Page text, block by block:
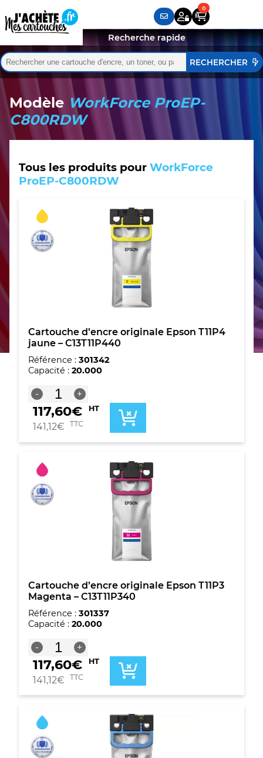
Rechercher :
Quand les résultats de l'auto-complétion sont
Recherche rapide
Modèle WorkForce ProEP-
C800RDW
Tous les produits pour WorkForce
ProEP-C800RDW
Cartouche d’encre originale Epson T11P4
jaune – C13T11P440
Référence : 301342
Capacité : 20.000
-
quantité
de
Cartouche
d'encre
Epson
jaune
-
C13T11P440
+
117,60€ HT
141,12€ TTC
Cartouche d’encre originale Epson T11P3
Magenta – C13T11P340
Référence : 301337
Capacité : 20.000
-
quantité
de
Cartouche
d'encre
originale
Epson
Magenta
-
C13T11P340
+
117,60€ HT
141,12€ TTC